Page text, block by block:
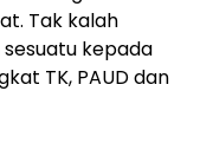
Tak kalah
kepada
TK, PAUD dan